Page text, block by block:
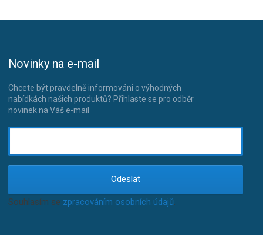
Novinky na e-mail
Chcete být pravdelně informováni o výhodných
nabídkách našich produktů? Přihlaste se pro odběr
novinek na Váš e-mail
Odeslat
Souhlasím se zpracováním osobních údajů.